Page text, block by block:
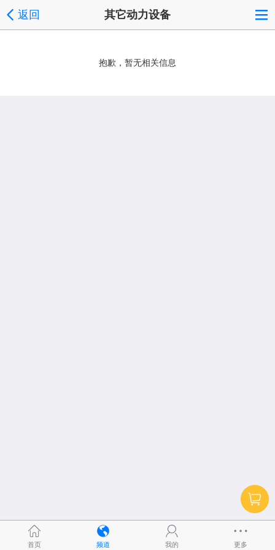
返回 其它动力设备
抱歉，暂无相关信息
首页 频道 我的 更多